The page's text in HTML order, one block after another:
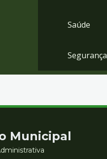
Saúde
Segurança
Municipal